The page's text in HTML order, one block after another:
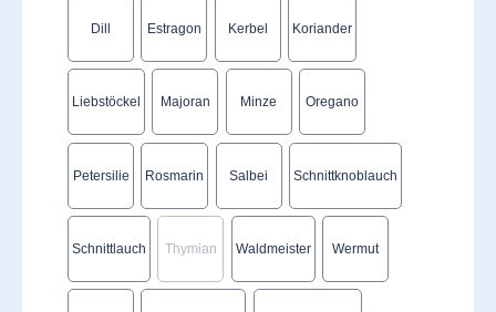
Dill Estragon Kerbel Koriander
Liebstöckel Majoran Minze Oregano
Petersilie Rosmarin Salbei Schnittknoblauch
Schnittlauch Thymian(Diese Option ist zurzeit nicht verfügbar.)
Waldmeister Wermut